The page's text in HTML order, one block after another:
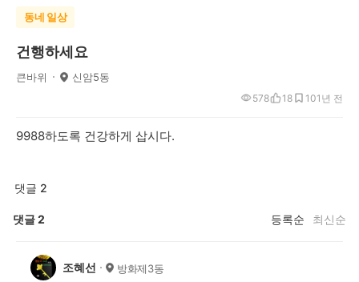
동네 일상
건행하세요
큰바위 신암5동
1년 전
578 18 10
9988하도록 건강하게 삽시다.
댓글 2
댓글2 등록순 최신순
조혜선 방화제3동